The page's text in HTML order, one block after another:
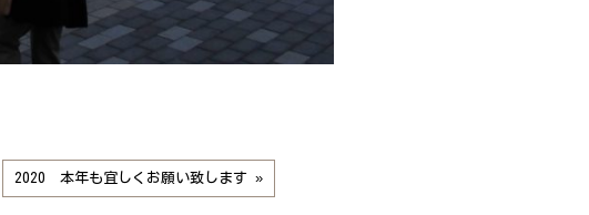
2020 本年も宜しくお願い致します »